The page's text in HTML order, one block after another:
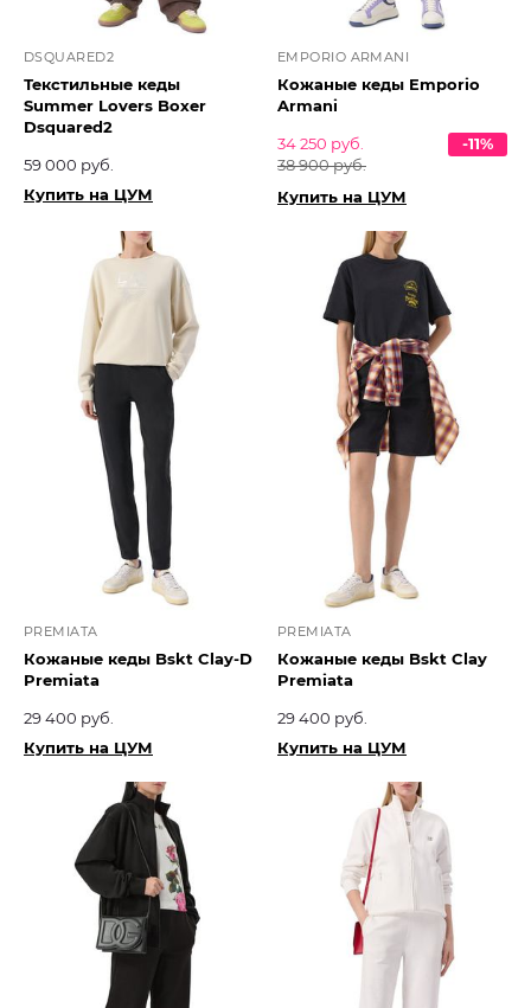
DSQUARED2
Текстильные кеды
Summer Lovers Boxer
Dsquared2
59 000 руб.
Купить на ЦУМ
EMPORIO ARMANI
Кожаные кеды Emporio
Armani
34 250 руб.
38 900 руб.
-11%
Купить на ЦУМ
PREMIATA
Кожаные кеды Bskt Clay-D
Premiata
29 400 руб.
Купить на ЦУМ
PREMIATA
Кожаные кеды Bskt Clay
Premiata
29 400 руб.
Купить на ЦУМ